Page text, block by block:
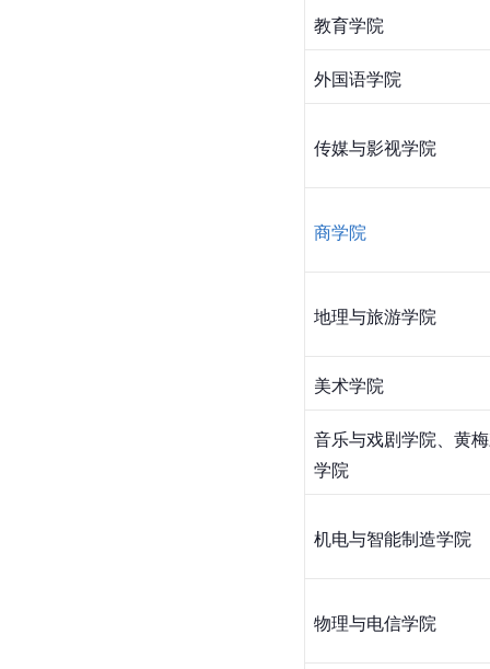
教育学院
外国语学院
传媒与影视学院
商学院
地理与旅游学院
美术学院
音乐与戏剧学院、 黄
学院
机电与智能制造学院
物理与电信学院